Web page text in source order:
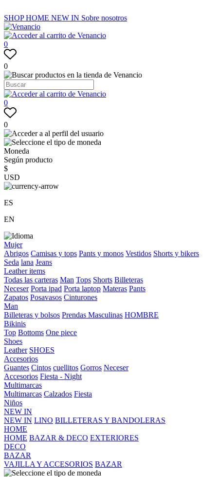
SHOPHOME NEW IN Sobre nosotros
0
0
0
0
Moneda
Según producto
$
USD
ES
EN
Mujer
Abrigos Camisas y tops Pants y monos Vestidos Shorts y bikers
Seda lana Jeans
Leather items
Todas las carteras Man Tops Shorts Billeteras
Neceser Porta ipad Porta laptop Materas Pants
Zapatos Posavasos Cinturones
Man
Billeteras y bolsos Prendas Masculinas HOMBRE
Bikinis
Top Bottoms One piece
Shoes
Leather SHOES
Accesorios
Guantes Cintos cuellitos Gorros Neceser
Accesorios Fiesta - Night
Multimarcas
Multimarcas Calzados Fiesta
Niños
NEW IN
NEW IN LINO BILLETERAS Y BANDOLERAS
HOME
HOME BAZAR & DECO EXTERIORES
DECO
BAZAR
VAJILLA Y ACCESORIOS BAZAR